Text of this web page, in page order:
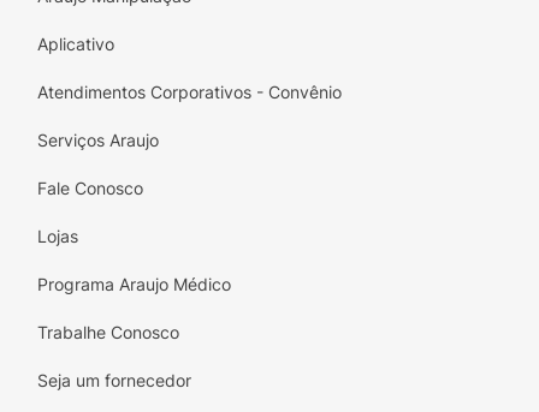
Multiuso Verdadeiro:
para mais de 100 tipos de superfícies
permite uma aplicação controlada e
Aplicativo
Atendimentos Corporativos - Convênio
Serviços Araujo
Fale Conosco
Lojas
Programa Araujo Médico
Trabalhe Conosco
Seja um fornecedor